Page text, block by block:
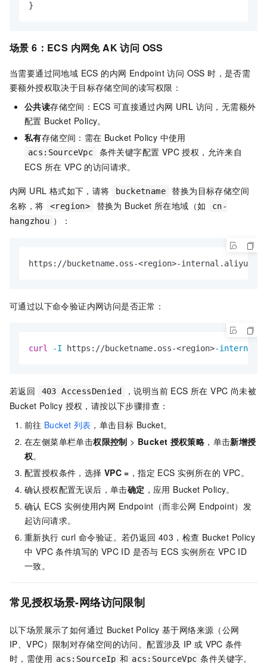
}
场景 6：ECS 内网免 AK 访问 OSS
当需要通过同地域 ECS 的内网 Endpoint 访问 OSS 时，是否需
要额外授权取决于目标存储空间的读写权限：
公共读存储空间：ECS 可直接通过内网 URL 访问，无需额外
配置 Bucket Policy。
私有存储空间：需在 Bucket Policy 中使用
acs:SourceVpc
条件关键字配置 VPC 授权，允许来自
ECS 所在 VPC 的访问请求。
内网 URL 格式如下，请将
bucketname
替换为目标存储空间
名称，将
<region> 替换为 Bucket 所在地域（如
cn-
hangzhou ）：
https://bucketname.oss-<region>-
可通过以下命令验证内网访问是否正常：
curl -I https://bucketname.oss-<region>-
若返回 403 AccessDenied
，说明当前 ECS 所在 VPC 尚未被
Bucket Policy 授权，请按以下步骤排查：
前往 Bucket 列表 ，单击目标 Bucket。
在左侧菜单栏单击权限控制 > Bucket 授权策略 ，单击新增授
权。
配置授权条件，选择 VPC = ，指定 ECS 实例所在的 VPC。
确认授权配置无误后，单击确定 ，应用 Bucket Policy。
确认 ECS 实例使用内网 Endpoint（而非公网 Endpoint）发
起访问请求。
重新执行 curl 命令验证。若仍返回 403，检查 Bucket Policy
中 VPC 条件填写的 VPC ID 是否与 ECS 实例所在 VPC ID
一致。
常见授权场景-网络访问限制
以下场景展示了如何通过 Bucket Policy 基于网络来源（公网
IP、VPC）限制对存储空间的访问。配置涉及 IP 或 VPC 条件
时，需使用 acs:SourceIp 和 acs:SourceVpc 条件关键字。